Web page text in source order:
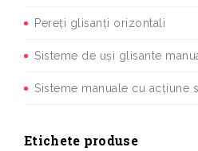
Pereți glisanți orizontali
Sisteme de uși glisante
Sisteme manuale cu acțiune
Etichete produse